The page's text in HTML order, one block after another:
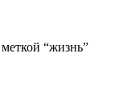
“жизнь”